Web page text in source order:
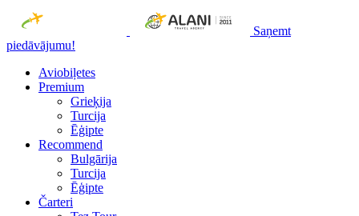
Saņemt
piedāvājumu!
Aviobiļetes
Premium
Grieķija
Turcija
Ēģipte
Recommend
Bulgārija
Turcija
Ēģipte
Čarteri